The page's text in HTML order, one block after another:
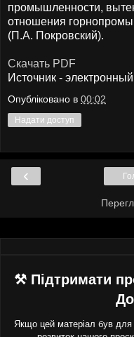
промышленности,
отношения
(П.А. Покровский).
Скачать PDF
Источник -
Опубліковано в 00:02
Надати доступ
‹
⚒ Підтримати
Якщо цей матеріал був